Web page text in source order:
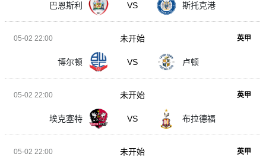
巴恩斯利 VS 斯托克港
05-02 22:00 英甲
博尔顿 VS 卢顿
未开始
05-02 22:00 英甲
埃克塞特 VS 布拉德福
未开始
05-02 22:00 英甲
未开始